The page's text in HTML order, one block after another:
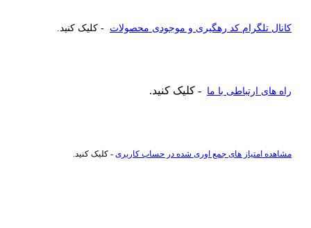
کانال تلگرام کد رهگیری و موجودی محصولات - کلیک کنید.
راه های ارتباطی با ما - کلیک کنید.
مشاهده امتیاز های جمع اوری شده در حساب کاربری - کلیک کنید.